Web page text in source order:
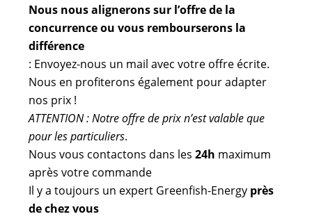
Nous nous alignerons sur l’offre de la
concurrence ou vous rembourserons la
différence
: Envoyez-nous un mail avec votre offre écrite.
Nous en profiterons également pour adapter
nos prix !
ATTENTION : Notre offre de prix n’est valable que
pour les particuliers.
Nous vous contactons dans les 24h maximum
après votre commande
Il y a toujours un expert Greenfish-Energy près
de chez vous